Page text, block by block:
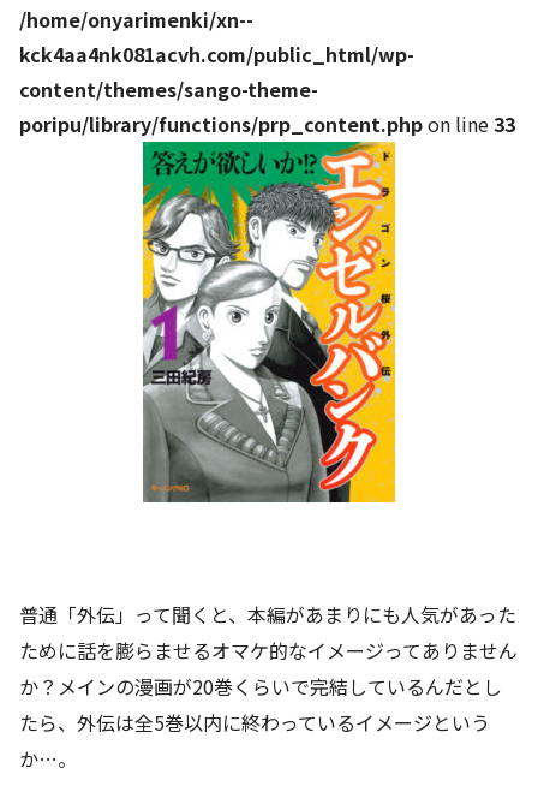
/home/onyarimenki/xn--
kck4aa4nk081acvh.com/public_html/wp-
content/themes/sango-theme-
poripu/library/functions/prp_content.phpon line33
普通「外伝」って聞くと、本編があまりにも人気があった
ために話を膨らませるオマケ的なイメージってありません
か？メインの漫画が20巻くらいで完結しているんだとし
たら、外伝は全5巻以内に終わっているイメージという
か…。